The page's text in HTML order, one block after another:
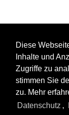
Diese
Inhalte und
Zugriffe zu
stimmen Sie
zu. Mehr
Datenschutz ,